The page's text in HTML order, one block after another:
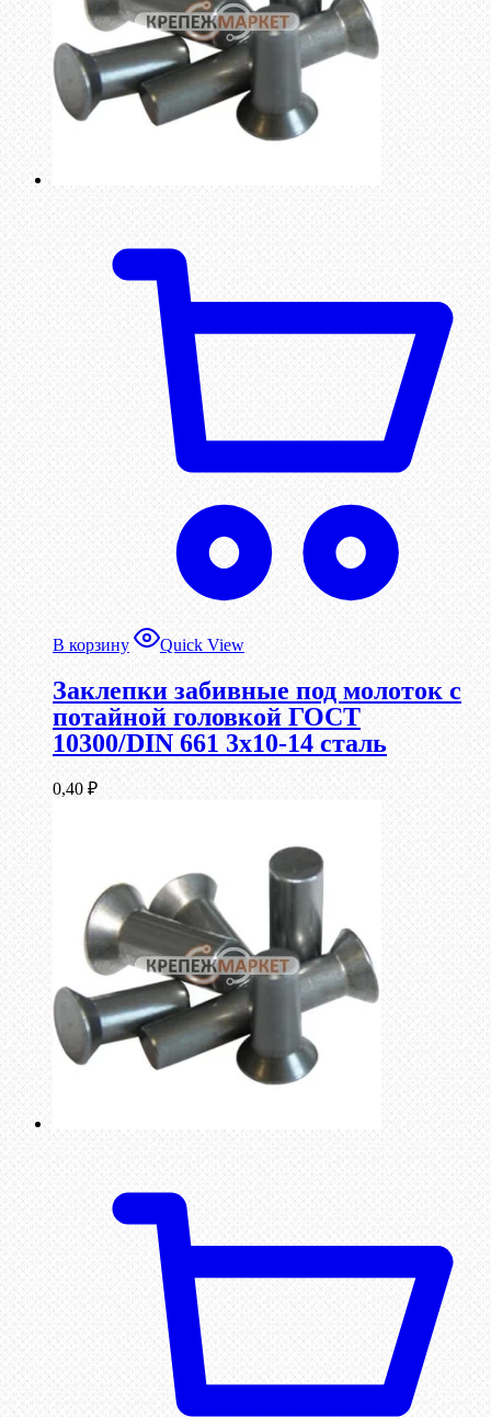
В корзину Quick View
Заклепки забивные под молоток с
потайной головкой ГОСТ
10300/DIN 661 3х10-14 сталь
0,40 ₽